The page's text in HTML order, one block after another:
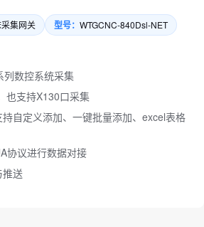
集网关 型号： WTGCNC-840Dsl-NET
列数控系统采集
也支持X130口采集
自定义添加、一键批量添加、excel表格
协议进行数据对接
推送